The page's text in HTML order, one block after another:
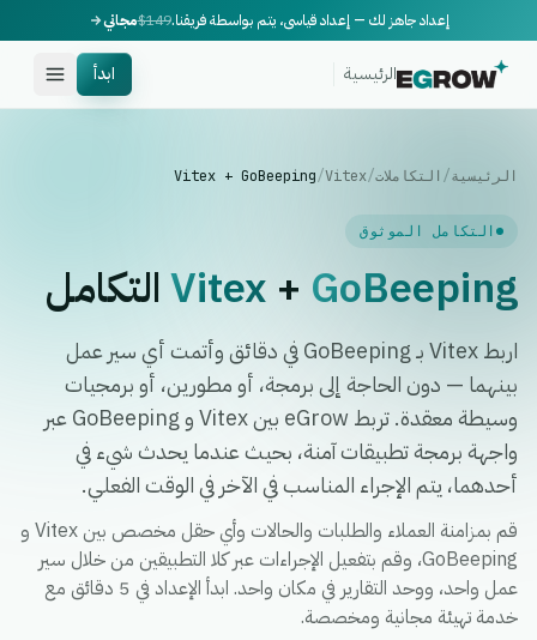
إعداد جاهز لك — إعداد قياسي، يتم بواسطة فريقنا.$149مجاني
الرئيسية ابدأ
الرئيسية/ التكاملات/
Vitex
/
Vitex + GoBeeping
التكامل الموثوق
Vitex + GoBeeping التكامل
اربط Vitex بـ GoBeeping في دقائق وأتمت أي سير عمل
بينهما — دون الحاجة إلى برمجة، أو مطورين، أو برمجيات
وسيطة معقدة. تربط eGrow بين Vitex و GoBeeping عبر
واجهة برمجة تطبيقات آمنة، بحيث عندما يحدث شيء في
أحدهما، يتم الإجراء المناسب في الآخر في الوقت الفعلي.
قم بمزامنة العملاء والطلبات والحالات وأي حقل مخصص بين Vitex و
GoBeeping، وقم بتفعيل الإجراءات عبر كلا التطبيقين من خلال سير
عمل واحد، ووحد التقارير في مكان واحد. ابدأ الإعداد في 5 دقائق مع
خدمة تهيئة مجانية ومخصصة.